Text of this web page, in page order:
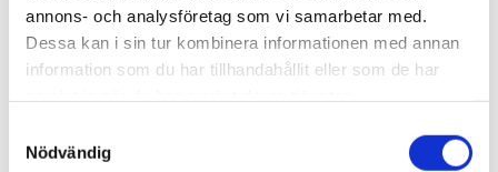
annons- och analysföretag som vi samarbetar med.
Dessa kan i sin tur kombinera informationen med annan
information som du har tillhandahållit eller som de har
Nödvändig
Förenklar diskussioner om produkters
risker för att bli utdaterade i förtid
med att identifiera, prioritera, och diskutera nuvarande produkters
risker för att bli utdaterade i förtid, samt nuvarande styrkor och